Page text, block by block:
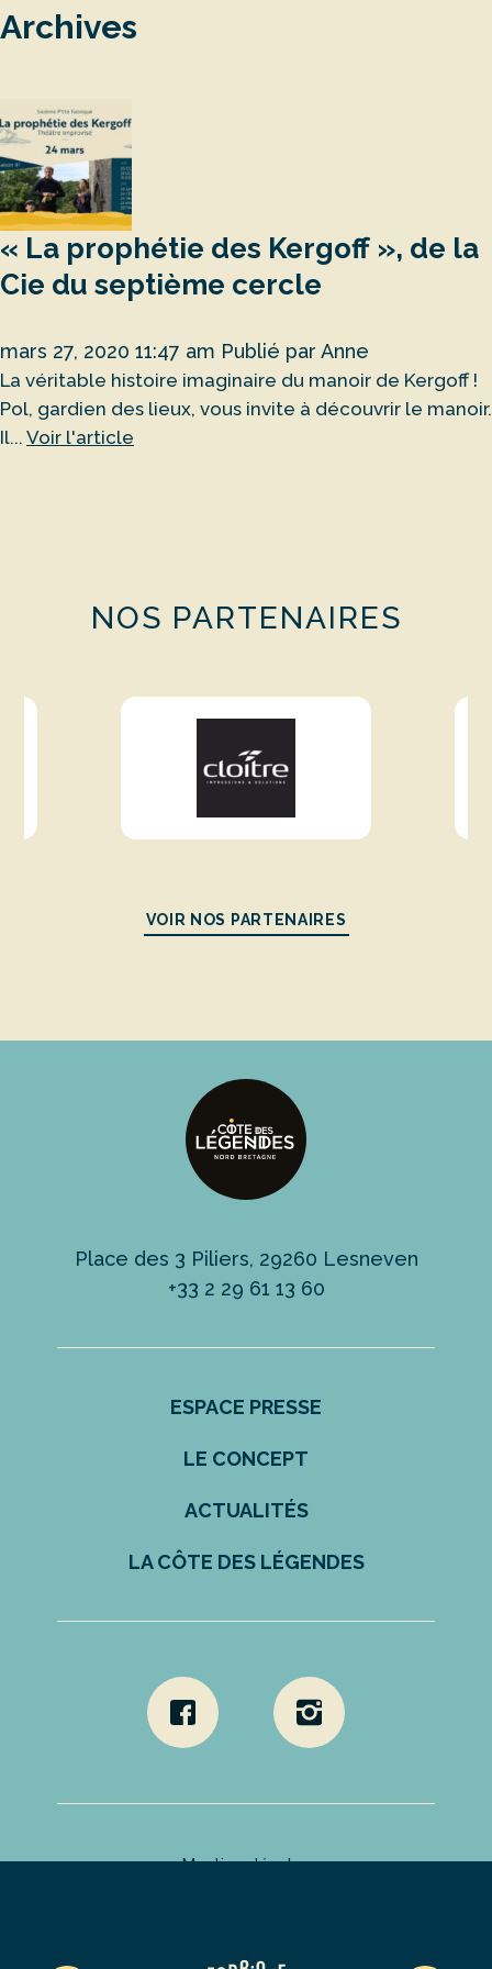
Archives
« La prophétie des Kergoff », de la
Cie du septième cercle
mars 27, 2020 11:47 am Publié par Anne
La véritable histoire imaginaire du manoir de Kergoff !
Pol, gardien des lieux, vous invite à découvrir le manoir.
Il... Voir l'article
NOS PARTENAIRES
VOIR NOS PARTENAIRES
Place des 3 Piliers, 29260 Lesneven
+33 2 29 61 13 60
ESPACE PRESSE
LE CONCEPT
ACTUALITÉS
LA CÔTE DES LÉGENDES
Mentions légales
Déclaration d’accessibilité